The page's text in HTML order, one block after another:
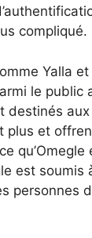
compliqué.
Yalla
le public
destinés
plus et
est soumis
personnes